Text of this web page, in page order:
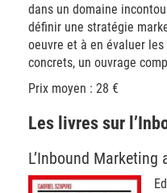
dans un domaine
définir une stratégie
oeuvre et à en évaluer
concrets, un ouvrage
Prix moyen : 28 €
Les livres sur
L’Inbound Marketing